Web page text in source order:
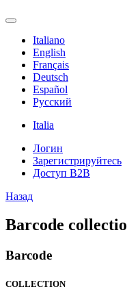
Italiano
English
Français
Deutsch
Español
Pусский
Italia
Логин
Зарегистрируйтесь
Доступ B2B
Назад
Barcode
Barcode
COLLECTION